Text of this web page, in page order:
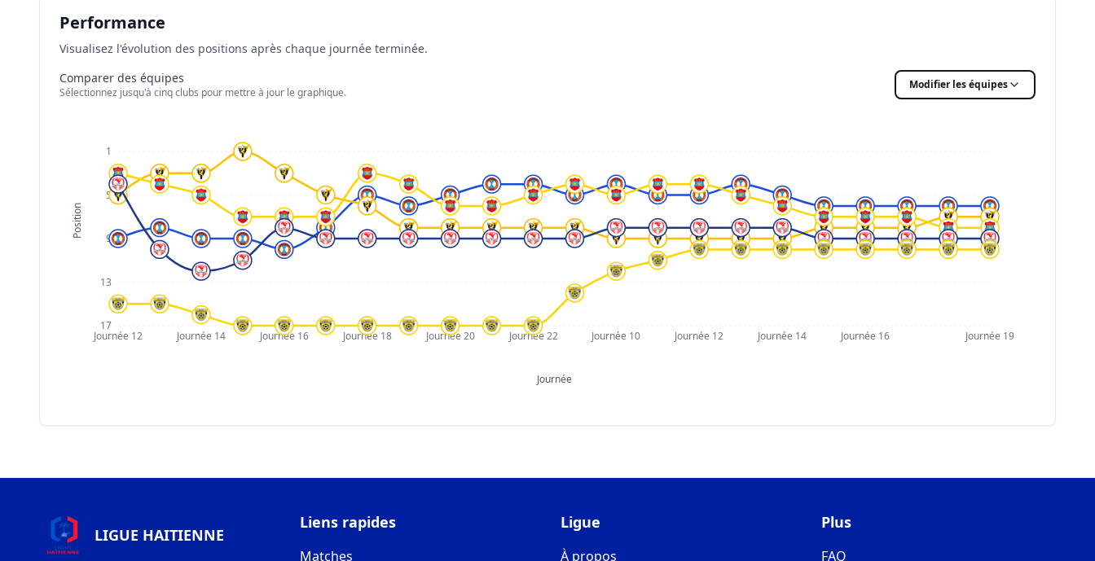
Performance
Visualisez l'évolution des positions après chaque journée terminée.
Comparer des équipes
Sélectionnez jusqu'à cinq clubs pour mettre à jour le graphique.
Modifier les équipes
Journée 12 Journée 14 Journée 16 Journée 18 Journée 20 Journée 22 Journée 10 Journée 12 Journée 14 Journée 16 Journée 19
Journée
1
5
9
13
17
Position
LIGUE HAITIENNE
Liens rapides
Matches
Ligue
À propos
Plus
FAQ